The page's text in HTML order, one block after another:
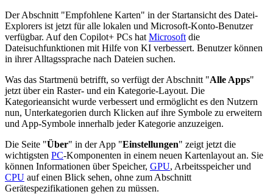
Der Abschnitt "Empfohlene Karten" in der Startansicht des Datei-
Explorers ist jetzt für alle lokalen und Microsoft-Konto-Benutzer
verfügbar. Auf den Copilot+ PCs hat Microsoft die
Dateisuchfunktionen mit Hilfe von KI verbessert. Benutzer können
in ihrer Alltagssprache nach Dateien suchen.
Was das Startmenü betrifft, so verfügt der Abschnitt "Alle Apps"
jetzt über ein Raster- und ein Kategorie-Layout. Die
Kategorieansicht wurde verbessert und ermöglicht es den Nutzern
nun, Unterkategorien durch Klicken auf ihre Symbole zu erweitern
und App-Symbole innerhalb jeder Kategorie anzuzeigen.
Die Seite "Über" in der App "Einstellungen" zeigt jetzt die
wichtigsten PC-Komponenten in einem neuen Kartenlayout an. Sie
können Informationen über Speicher, GPU, Arbeitsspeicher und
CPU auf einen Blick sehen, ohne zum Abschnitt
Gerätespezifikationen gehen zu müssen.